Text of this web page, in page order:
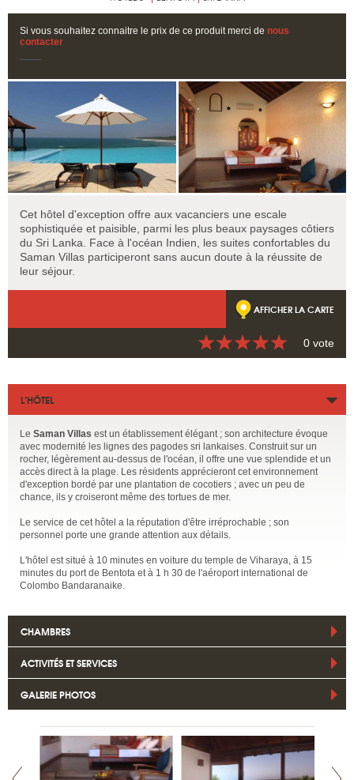
Si vous souhaitez connaitre le prix de ce produit merci de nous
contacter
Cet hôtel d'exception offre aux vacanciers une escale
sophistiquée et paisible, parmi les plus beaux paysages côtiers
du Sri Lanka. Face à l'océan Indien, les suites confortables du
Saman Villas participeront sans aucun doute à la réussite de
leur séjour.
AFFICHER LA CARTE
0 vote
L’HÔTEL
Le Saman Villas est un établissement élégant ; son architecture évoque
avec modernité les lignes des pagodes sri lankaises. Construit sur un
rocher, légèrement au-dessus de l'océan, il offre une vue splendide et un
accès direct à la plage. Les résidents apprécieront cet environnement
d'exception bordé par une plantation de cocotiers ; avec un peu de
chance, ils y croiseront même des tortues de mer.
Le service de cet hôtel a la réputation d'être irréprochable ; son
personnel porte une grande attention aux détails.
L'hôtel est situé à 10 minutes en voiture du temple de Viharaya, à 15
minutes du port de Bentota et à 1 h 30 de l'aéroport international de
Colombo Bandaranaike.
CHAMBRES
ACTIVITÉS ET SERVICES
GALERIE PHOTOS